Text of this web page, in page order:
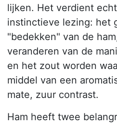
lijken. Het verdient
instinctieve lezing: het
"bedekken" van de
veranderen van de
en het zout worden
middel van een
mate, zuur contrast.
Ham heeft twee